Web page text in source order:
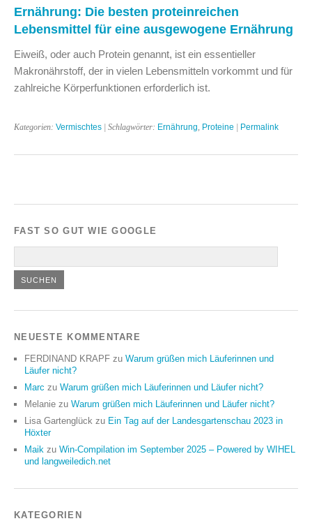
Ernährung: Die besten proteinreichen
Lebensmittel für eine ausgewogene Ernährung
Eiweiß, oder auch Protein genannt, ist ein essentieller
Makronährstoff, der in vielen Lebensmitteln vorkommt und für
zahlreiche Körperfunktionen erforderlich ist.
Kategorien: Vermischtes | Schlagwörter: Ernährung Proteine | Permalink
FAST SO GUT WIE GOOGLE
NEUESTE KOMMENTARE
FERDINAND KRAPF zu Warum grüßen mich Läuferinnen und
Läufer nicht?
Marc zu Warum grüßen mich Läuferinnen und Läufer nicht?
Melanie zu Warum grüßen mich Läuferinnen und Läufer nicht?
Lisa Gartenglück zu Ein Tag auf der Landesgartenschau 2023 in
Höxter
Maik zu Win-Compilation im September 2025 – Powered by WIHEL
und langweiledich.net
KATEGORIEN